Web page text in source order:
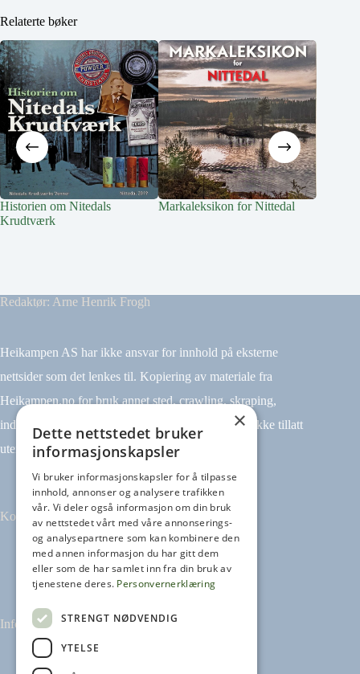
Relaterte bøker
Historien om Nitedals
Krudtværk
Markaleksikon for Nittedal
Redaktør: Arne Henrik Frogh
Heikampen AS har ikke ansvar for innhold på eksterne
nettsider som det lenkes til. Kopiering av materiale fra
Heikampen.no for bruk annet sted, crawling, skraping,
indeksering (for eksempel tekst og datamining) er ikke tillatt
uten avtale.
Kontakt
Tilbakemeldinger
kontakt@heikampen.no
Informasjon
Leseguide
×
Dette nettstedet bruker
informasjonskapsler
Vi bruker informasjonskapsler for å tilpasse
innhold, annonser og analysere trafikken
vår. Vi deler også informasjon om din bruk
av nettstedet vårt med våre annonserings-
og analysepartnere som kan kombinere den
med annen informasjon du har gitt dem
eller som de har samlet inn fra din bruk av
tjenestene deres. Personvernerklæring
STRENGT NØDVENDIG
YTELSE